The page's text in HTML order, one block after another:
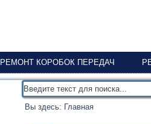
РЕМОНТ КОРОБОК ПЕРЕДАЧ
Вы здесь: Главная